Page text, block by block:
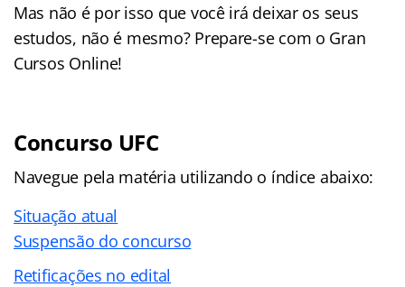
Mas não é por isso que você irá deixar os seus
estudos, não é mesmo? Prepare-se com o Gran
Cursos Online!
Concurso UFC
Navegue pela matéria utilizando o índice abaixo:
Situação atual
Suspensão do concurso
Retificações no edital